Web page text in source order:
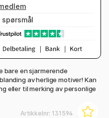
spørsmål
bare en sjarmerende
av herlige motiver! Kan
eller til merking av personlige
Artikkelnr: 131594